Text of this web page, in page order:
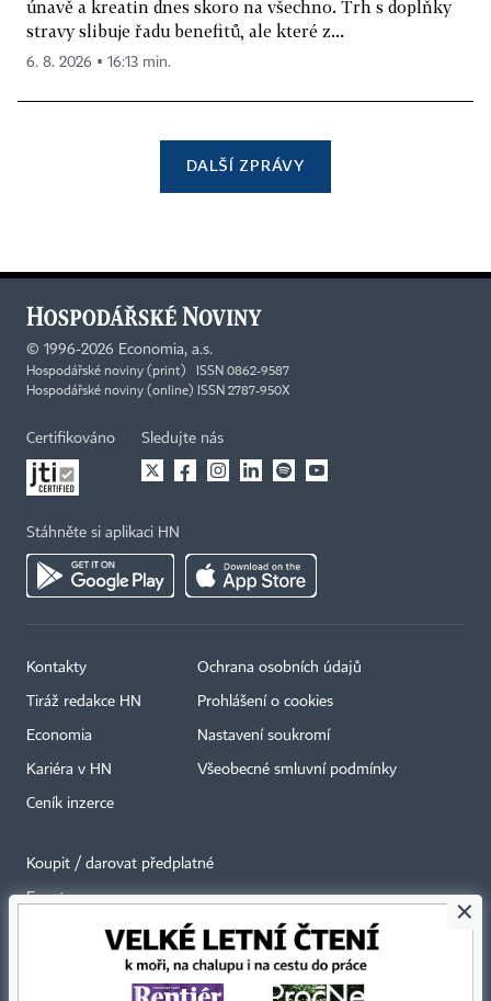
únavě a kreatin dnes skoro na všechno. Trh s doplňky
stravy slibuje řadu benefitů, ale které z...
6. 8. 2026 ▪ 16:13 min.
DALŠÍ ZPRÁVY
© 1996-2026 Economia, a.s.
Hospodářské noviny (print) ISSN 0862-9587
Hospodářské noviny (online) ISSN 2787-950X
Certifikováno Sledujte nás
Stáhněte si aplikaci HN
Kontakty
Tiráž redakce HN
Economia
Kariéra v HN
Ceník inzerce
Ochrana osobních údajů
Prohlášení o cookies
Nastavení soukromí
Všeobecné smluvní podmínky
Koupit / darovat předplatné
Eventy
Newslettery
×